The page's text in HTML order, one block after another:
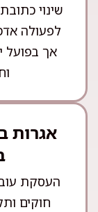
שינוי
לפעולה
אך בפועל
אגרות
העסקת
חוקים